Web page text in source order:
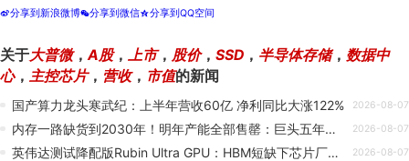
t分享到新浪微博w分享到微信z分享到QQ空间
关于大普微， A股， 上市， 股价， SSD ， 半导体存储， 数据中
心， 主控芯片， 营收， 市值的新闻
国产算力龙头寒武纪：上半年营收60亿 净利同比大涨122% 2026-08-07
内存一路缺货到2030年！明年产能全部售罄：巨头五年长约锁死产能 2026-08-07
英伟达测试降配版Rubin Ultra GPU：HBM短缺下芯片厂商如何破局 2026-08-07